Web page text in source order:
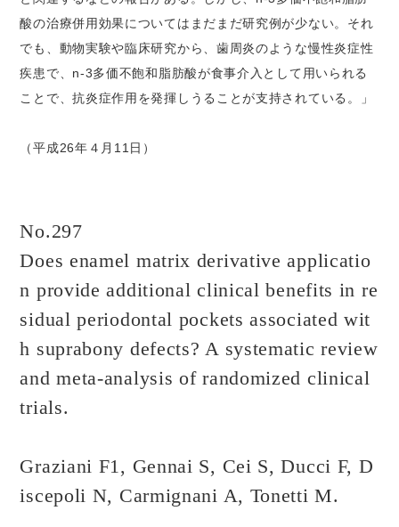
酸の治療併用効果についてはまだまだ研究例が少ない。それ
でも、動物実験や臨床研究から、歯周炎のような慢性炎症性
疾患で、n-3多価不飽和脂肪酸が食事介入として用いられる
ことで、抗炎症作用を発揮しうることが支持されている。」
（平成26年４月11日）
No.297
Does enamel matrix derivative applicatio
n provide additional clinical benefits in re
sidual periodontal pockets associated wit
h suprabony defects? A systematic review
and meta-analysis of randomized clinical
trials.
Graziani F1, Gennai S, Cei S, Ducci F, D
iscepoli N, Carmignani A, Tonetti M.